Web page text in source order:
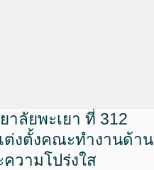
าลัยพะเยา ที่ 312
ต่งตั้งคณะทำงานด้าน
วามโปร่งใส